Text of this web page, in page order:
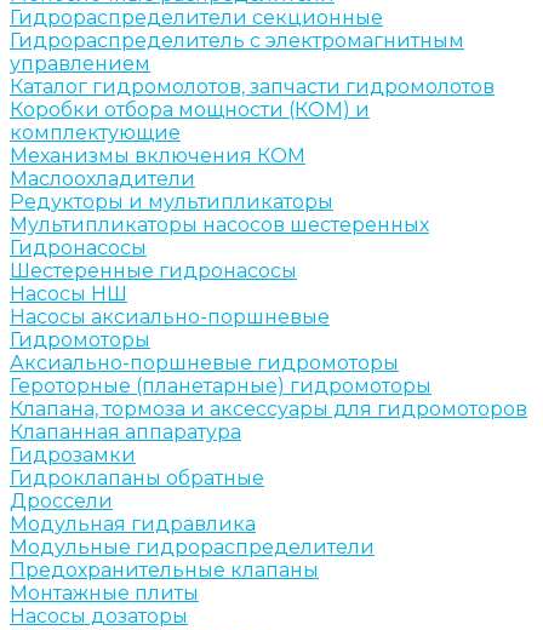
Гидрораспределители секционные
Гидрораспределитель с электромагнитным
управлением
Каталог гидромолотов, запчасти гидромолотов
Коробки отбора мощности (КОМ) и
комплектующие
Механизмы включения КОМ
Маслоохладители
Редукторы и мультипликаторы
Мультипликаторы насосов шестеренных
Гидронасосы
Шестеренные гидронасосы
Насосы НШ
Насосы аксиально-поршневые
Гидромоторы
Аксиально-поршневые гидромоторы
Героторные (планетарные) гидромоторы
Клапана, тормоза и аксессуары для гидромоторов
Клапанная аппаратура
Гидрозамки
Гидроклапаны обратные
Дроссели
Модульная гидравлика
Модульные гидрораспределители
Предохранительные клапаны
Монтажные плиты
Насосы дозаторы